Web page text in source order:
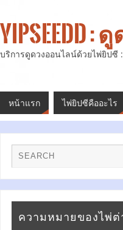
YIPSEEDD :
บริการดูดวงออนไลน์ด้วยไพ่ยิปซี :
หน้าแรก ไพ่ยิปซีคืออะไร
ความหมายของไพ่ต่